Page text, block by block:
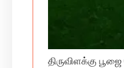
திருவிளக்கு